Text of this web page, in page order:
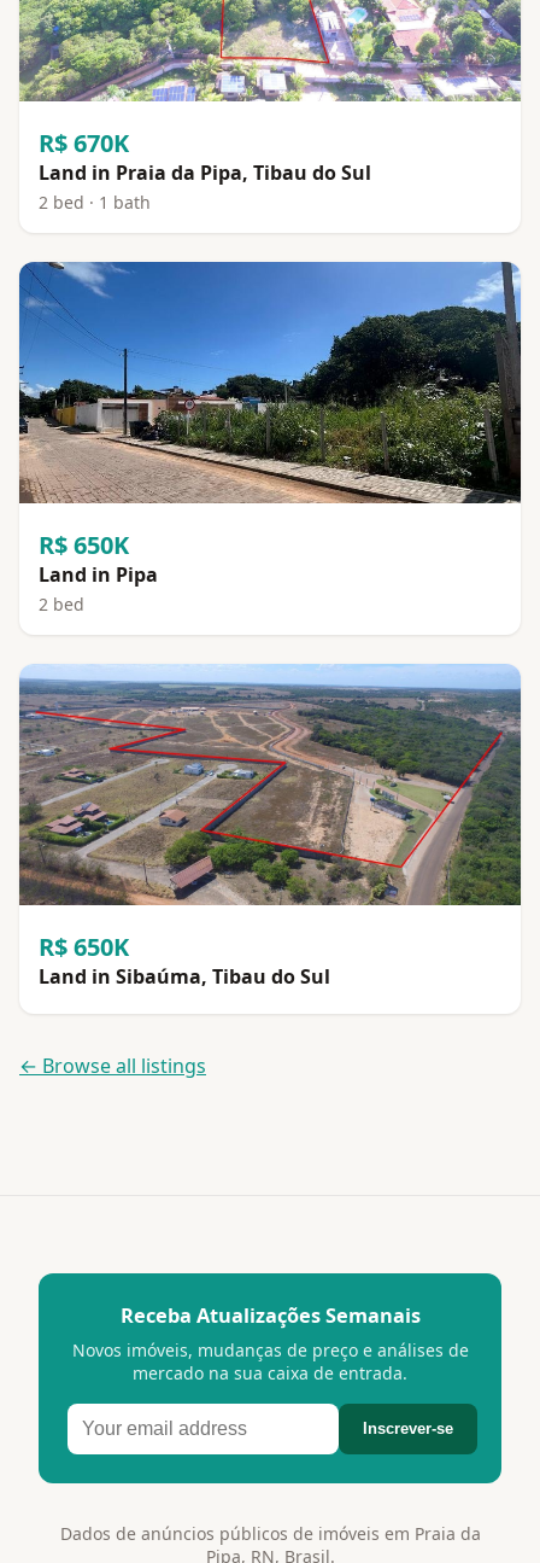
R$ 670K
Land in Praia da Pipa, Tibau do Sul
2 bed · 1 bath
R$ 650K
Land in Pipa
2 bed
R$ 650K
Land in Sibaúma, Tibau do Sul
← Browse all listings
Receba Atualizações Semanais
Novos imóveis, mudanças de preço e análises de
mercado na sua caixa de entrada.
Inscrever-se
Dados de anúncios públicos de imóveis em Praia da
Pipa, RN, Brasil.